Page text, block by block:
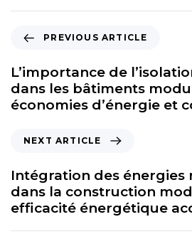
PREVIOUS ARTICLE
L’importance de
dans les bâtiments
économies d’énergie et
NEXT ARTICLE
Intégration des énergies
dans la construction
efficacité énergétique